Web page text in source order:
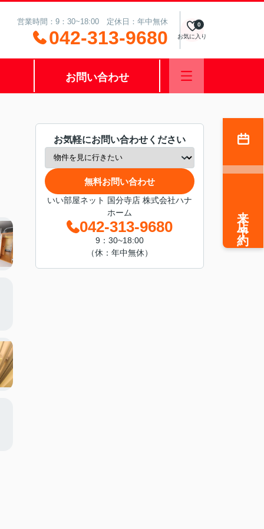
営業時間：9：30~18:00 定休日：年中無休
042-313-9680 お気に入り
0
お問い合わせ
お気軽にお問い合わせください
無料お問い合わせ
いい部屋ネット 国分寺店 株式会社ハナ
ホーム
042-313-9680
9：30~18:00
（休：年中無休）
来店予約